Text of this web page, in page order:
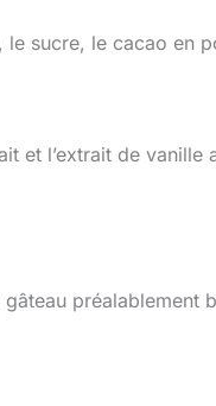
sucre, le cacao en
et l’extrait de vanille